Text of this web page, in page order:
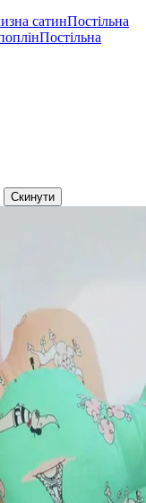
сатинПостільна
Постільна
Скинути